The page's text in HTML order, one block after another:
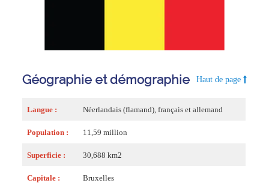
Géographie et démographie Haut de page
Langue : Néerlandais (flamand), français et allemand
Population : 11,59 million
Superficie : 30,688 km2
Capitale : Bruxelles